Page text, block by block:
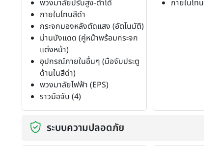
พวงมาลัยปรับสูง-ต่ำได้
ภายในโทนสีดำ
กระจกมองหลังตัดแสง (อัตโนมัติ)
ม่านบังแดด (คู่หน้าพร้อมกระจก
แต่งหน้า)
อุปกรณ์ภายในอื่นๆ (มือจับประตู
ด้านในสีดำ)
พวงมาลัยไฟฟ้า (EPS)
ราวมือจับ (4)
ภายในโทนสีเทา
ระบบความปลอดภัย